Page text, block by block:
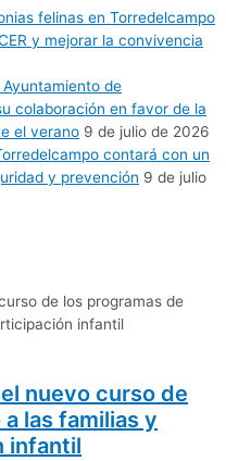
felinas en Torredelcampo
y mejorar la convivencia
de
colaboración en favor de la
el verano 9 de julio de 2026
contará con un
y prevención 9 de julio
nuevo curso de
las familias y
infantil